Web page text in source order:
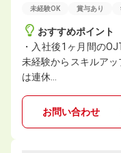
未経験OK 賞与あり
おすすめポイント
・入社後1ヶ月間の
未経験からスキルア
は連休…
お問い合わせ